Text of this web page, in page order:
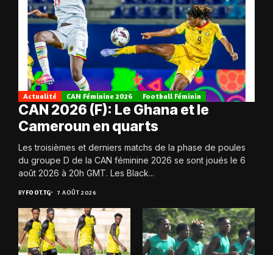
Actualité CAN Féminine 2026 Football Féminin
CAN 2026 (F): Le Ghana et le
Cameroun en quarts
Les troisièmes et derniers matchs de la phase de poules
du groupe D de la CAN féminine 2026 se sont joués le 6
août 2026 à 20h GMT. Les Black...
BYFOOT.TG 7 AOÛT 2026